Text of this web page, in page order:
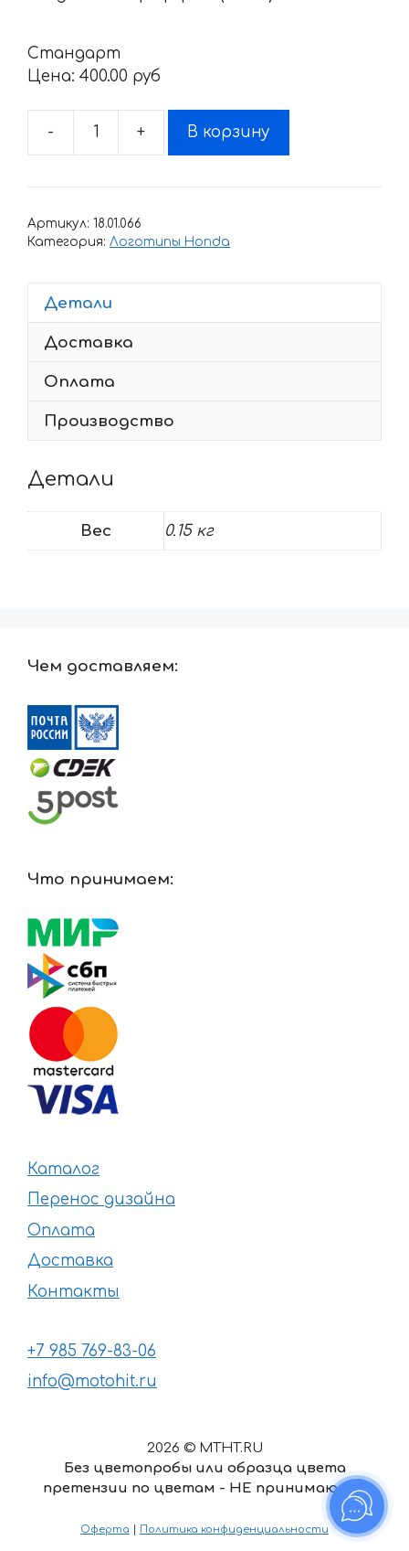
Стандарт
Цена: 400.00 pyб
-
Количество
Наклейка
HURRICANE-
+ В корзину
Артикул: 18.01.066
Категория: Логотипы Honda
Детали
Доставка
Оплата
Производство
Детали
Вес 0.15 кг
Чем доставляем:
Что принимаем:
Каталог
Перенос дизайна
Оплата
Доставка
Контакты
+7 985 769-83-06
info@motohit.ru
2026 © MTHT.RU
Без цветопробы или образца цвета
претензии по цветам - НЕ принимаются
Оферта Политика конфиденциальности
В корзину